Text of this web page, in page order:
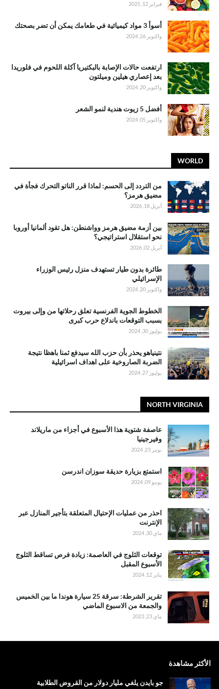
فبراير 12, 2025
أسوأ 3 مواد كيميائية في طعامك يمكن أن تضر بصحتك
واكتوبر 26, 2024
ارتفعت حالات الإصابة بالبكتيريا آكلة اللحوم في فلوريدا
بعد إعصاري هيلين وميلتون
واكتوبر 20, 2024
أفضل 5 زيوت هندية لنمو الشعر
واكتوبر 05, 2024
WORLD
من التردد إلى الحسم: لماذا قرر الناتو التحرك فجأة في
مضيق هرمز؟
أبريل 18, 2026
بين أزمة مضيق هرمز وواشنطن: هل تقود ألمانيا أوروبا
نحو استقلال استراتيجي؟
أبريل 02, 2026
طائرة بدون طيار تستهدف منزل رئيس الوزراء
الإسرائيلي
واكتوبر 20, 2024
الخطوط الجوية الفرنسية تعلق رحلاتها من وإلى بيروت
بسبب التوقعات باندلاع حرب كبرى
يوليوز 30, 2024
نتينياهو يحذر بأن حزب الله سيدفع ثمنا باهظا نتيجة
الضربة الصاروخية على اهداف اسرائيلية
يوليوز 27, 2024
NORTH VIRGINIA
عاصفة شتوية هذا الأسبوع في أجزاء من ماريلاند
وفيرجينيا
نونبر 23, 2024
استمتع بزيارة حديقة سوزان اندرسن
يونيو 09, 2024
احذر من عمليات الإحتيال المتعلقة بتأجير المنازل عبر
الإنترنت
ماي 30, 2024
توقعات الثلوج في العاصمة: زيادة فرص تساقط الثلوج
الأسبوع المقبل
يناير 12, 2024
تقرير الشرطة: سرقة 25 سيارة هوندا ما بين الخميس
والجمعة من الاسبوع الماضي
ماي 23, 2023
الأكثر مشاهدة
جو بايدن يلغي مليار دولار من القروض الطلابية